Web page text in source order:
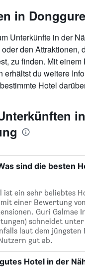
in
Unterkünfte in der
den Attraktionen,
zu finden. Mit einem
erhältst du weitere
Hotel
in
sind die besten
ist ein sehr beliebtes
einer Bewertung
Guri Galmae
schneidet
laut dem jüngsten
gut ab.
Hotel in der